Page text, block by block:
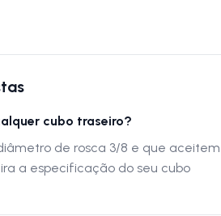
sua correta instalação e o melhor
por montagens ou instalações
qualificados. Verifique as dimensões e
cubo traseiro?
de rosca 3/8 e que aceitem
a especificação do seu cubo